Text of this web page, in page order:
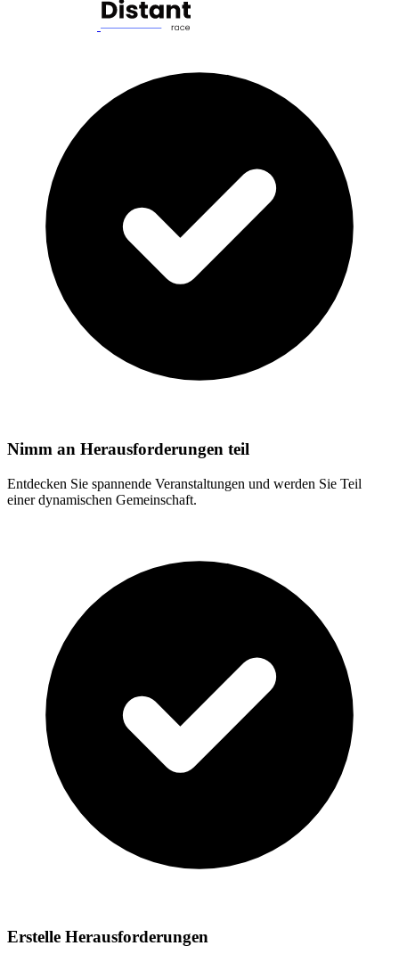
Nimm an Herausforderungen teil
Entdecken Sie spannende Veranstaltungen und werden Sie Teil
einer dynamischen Gemeinschaft.
Erstelle Herausforderungen